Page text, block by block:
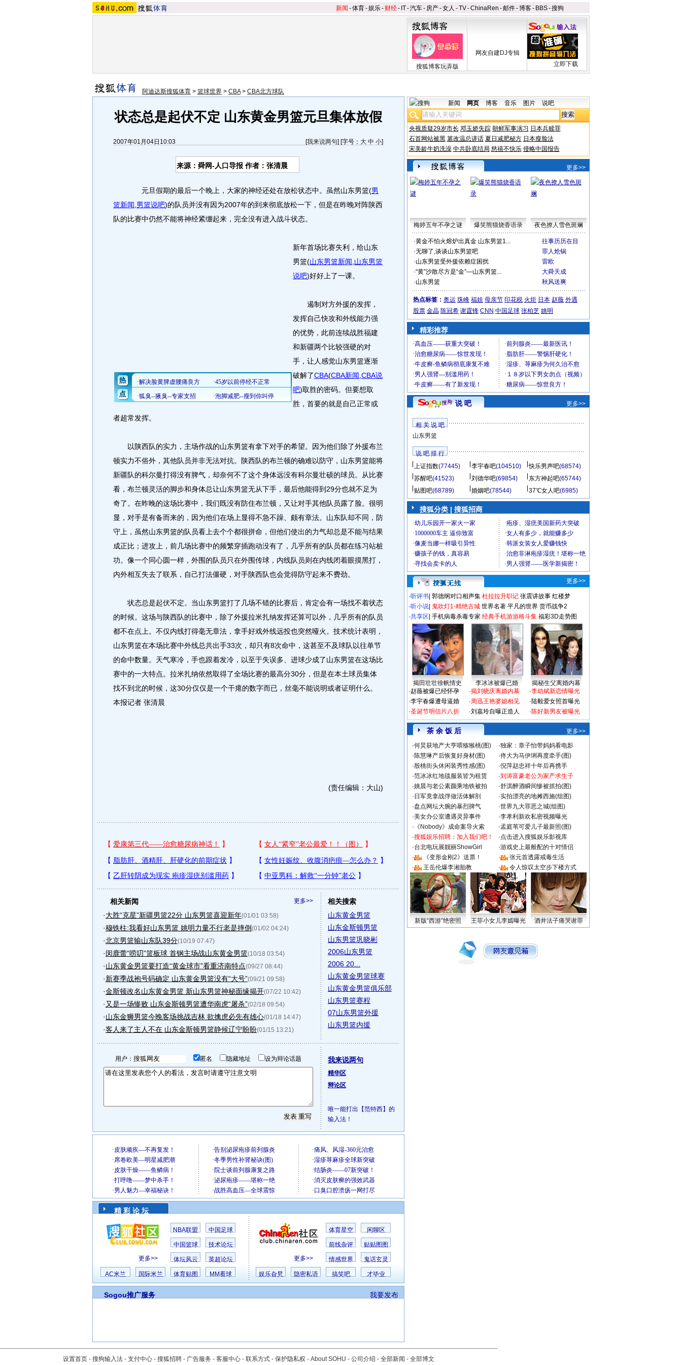
新闻 -体育-娱乐- 财经- IT-汽车- 房产-女人 -TV-ChinaRen -邮件-博客- BBS-搜狗
搜狐博客玩弄版
网友自建DJ专辑
立即下载
阿迪达斯搜狐体育 > 篮球世界 > CBA> CBA北方球队
状态总是起伏不定 山东黄金男篮元旦集体放假
2007年01月04日10:03 [我来说两句] [字号： 大 中 小]
来源：舜网-人口导报 作者：张清晨
元旦假期的最后一个晚上，大家的神经还处在放松状态中。虽然山东男篮(男
篮新闻 男篮说吧)的队员并没有因为2007年的到来彻底放松一下，但是在昨晚对阵陕西
队的比赛中仍然不能将神经紧绷起来，完全没有进入战斗状态。
新年首场比赛失利，给山东
男篮(山东男篮新闻 山东男篮
说吧)好好上了一课。
遏制对方外援的发挥，
发挥自己快攻和外线能力强
的优势，此前连续战胜福建
和新疆两个比较强硬的对
手，让人感觉山东男篮逐渐
破解了CBA(CBA新闻 CBA说
吧)取胜的密码。但要想取
胜，首要的就是自己正常或
者超常发挥。
以陕西队的实力，主场作战的山东男篮有拿下对手的希望。因为他们除了外援布兰
顿实力不俗外，其他队员并非无法对抗。陕西队的布兰顿的确难以防守，山东男篮能将
新疆队的科尔曼打得没有脾气，却奈何不了这个身体远没有科尔曼壮硕的球员。从比赛
看，布兰顿灵活的脚步和身体总让山东男篮无从下手，最后他能得到29分也就不足为
奇了。在昨晚的这场比赛中，我们既没有防住布兰顿，又让对手其他队员露了脸。很明
显，对手是有备而来的，因为他们在场上显得不急不躁、颇有章法。山东队却不同，防
守上，虽然山东男篮的队员看上去个个都很拼命，但他们使出的力气却总是不能与结果
成正比；进攻上，前几场比赛中的频繁穿插跑动没有了，几乎所有的队员都在练习站桩
功。像一个同心圆一样，外围的队员只在外围传球，内线队员则在内线闭着眼摸黑打，
内外相互失去了联系，自己打法僵硬，对手陕西队也会觉得防守起来不费劲。
状态总是起伏不定。当山东男篮打了几场不错的比赛后，肯定会有一场找不着状态
的时候。这场与陕西队的比赛中，除了外援拉米扎纳发挥还算可以外，几乎所有的队员
都不在点上。不仅内线打得毫无章法，拿手好戏外线远投也突然哑火。技术统计表明，
山东男篮在本场比赛中外线总共出手33次，却只有8次命中，这甚至不及球队以往单节
的命中数量。天气寒冷，手也跟着发冷，以至于失误多、进球少成了山东男篮在这场比
赛中的一大特点。拉米扎纳依然取得了全场比赛的最高分30分，但是在本土球员集体
找不到北的时候，这30分仅仅是一个干瘪的数字而已，丝毫不能说明或者证明什么。
本报记者 张清晨
(责任编辑：大山)
更多>>
相关新闻
·大胜“克星”新疆男篮22分 山东男篮喜迎新年(01/01 03:58)
·穆铁柱:我看好山东男篮 姚明力量不行老是摔倒 (01/02 04:24)
·北京男篮输山东队39分(10/19 07:47)
·闵鹿蕾“唠叨”篮板球 首钢主场战山东黄金男篮(10/18 03:54)
·山东黄金男篮要打造“黄金球市”看重济南特点(09/27 08:44)
·新赛季战袍号码确定 山东黄金男篮没有“大号”(09/21 09:58)
·金斯顿改名山东黄金男篮 新山东男篮神秘面缘揭开(07/22 10:42)
· 又是一场惨败 山东金斯顿男篮遭华南虎“屠杀”(02/18 09:54)
·山东金狮男篮今晚客场挑战吉林 欲擒虎必先有雄心(01/18 14:47)
·客人来了主人不在 山东金斯顿男篮静候辽宁盼盼(01/15 13:21)
相关搜索
山东黄金男篮
山东金斯顿男篮
山东男篮巩晓彬
2006山东男篮
2006 20...
山东黄金男篮球赛
山东黄金男篮俱乐部
山东男篮赛程
07山东男篮外援
山东男篮内援
用户： 匿名 隐藏地址 设为辩论话题 我来说两句
精华区
辩论区
唯一能打出【范特西】的
输入法！
精 彩 论 坛
更多>>
NBA联盟 中国足球
中国篮球 技术论坛
体坛风云 英超论坛
AC米兰 国际米兰 体育贴图 MM看球
更多>>
体育星空 闲聊区
前线杂评 贴贴图图
情感世界 鬼话玄灵
娱乐旮旯 隐密私语 搞笑吧 才毕业
我要发布
Sogou推广服务
新闻 网页 博客 音乐 图片 说吧
央视质疑29岁市长 邓玉娇失踪 朝鲜军事演习 日本兵赎罪
石首网站被黑 篡改温总讲话 夏日减肥秘方 日本瘦脸法
宋美龄牛奶洗澡 中共卧底结局 慈禧不快乐 侵略中国报告
更多>>
梅婷五年不孕之谜 爆笑熊猫烧香语录 夜色撩人雪色斑斓
·黄金不怕火熔炉出真金 山东男篮1...
往事历历在目
·无聊了,谈谈山东男篮吧
罪人炝锅
·山东男篮受外援依赖症困扰
雷欧
·“黄”沙散尽方是“金”—山东男篮...
大舜天成
·山东男篮 秋风送爽
热点标签： 奥运 珠峰 福娃 母亲节 印花税 火炬 日本 赵薇 外遇
股票 金晶 陈冠希 谢霆锋 CNN 中国足球 张柏芝 姚明
精彩推荐
说 吧 更多>>
相 关 说 吧
山东男篮
说 吧 排 行
上证指数(77445) 李宇春吧(104510) 快乐男声吧(68574)
苏醒吧(41523) 刘德华吧(69854) 东方神起吧(65744)
贴图吧(68789) 婚姻吧(78544) 37℃女人吧(6985)
搜狐分类 | 搜狐招商
更多>>
·听评书 郭德纲对口相声集 杜拉拉升职记 张震讲故事 红楼梦
·听小说 鬼吹灯1-精绝古城 世界名著 平凡的世界 货币战争2
·共享区 手机病毒杀毒专家 经典手机游游格斗集 福彩3D走势图
揭田壮壮徐帆情史 李冰冰被爆已婚
揭秘生父离婚内幕
·赵薇被爆已经怀孕
·李宇春爆遭母逼婚
·圣诞节明信片八折
·揭刘晓庆离婚内幕
·周迅王艳婆媳相见
·刘嘉玲自曝正造人
·李幼斌新恋情曝光
·陆毅爱女照首曝光
·陈好新男友被曝光
茶 余 饭 后
更多>>
·何炅获地产大亨喂猕猴桃(图) ·独家：章子怡带妈妈看电影
·陈慧琳产后恢复好身材(图) ·佟大为马伊琍再度牵手(图)
·殷桃街头休闲装秀性感(图) ·倪萍赵忠祥十年后再携手
·范冰冰红地毯服装皆为租赁 ·刘涛富豪老公为家产求生子
·姚晨与老公素颜乘地铁被拍 ·舒淇醉酒瞬间惨被抓拍(图)
· 日军竟拿战俘做活体解剖 ·实拍漂亮的地摊西施(组图)
·盘点网坛大腕的暴烈脾气 ·世界九大罪恶之城(组图)
·美女办公室遭遇灵异事件 ·李孝利新欢私密视频曝光
· 《Nobody》成命案导火索 ·孟庭苇可爱儿子最新照(图)
·搜狐娱乐招聘：加入我们吧！ ·点击进入搜狐娱乐影视库
·台北电玩展靓丽ShowGirl ·游戏史上最般配的十对情侣
·
《变形金刚2》送票！ ·
张元首透露戒毒生活
·
王岳伦爆李湘胎教 · 令人惊叹太空步下楼方式
新版“西游”绝密照 王菲小女儿李嫣曝光 酒井法子痛哭谢罪
设置首页 - 搜狗输入法 - 支付中心 - 搜狐招聘 - 广告服务 - 客服中心 - 联系方式 - 保护隐私权 - About SOHU - 公司介绍 - 全部新闻 - 全部博文